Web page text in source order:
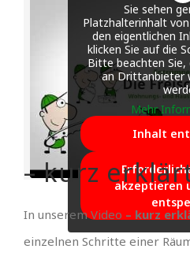
Sie sehen
Platzhalterinhalt von
den eigentlichen
klicken Sie auf die
Bitte beachten Sie,
an Drittanbieter
Mehr
Inhalt
akzeptieren
– kurz
In unserem Video – kurz
einzelnen Schritte einer